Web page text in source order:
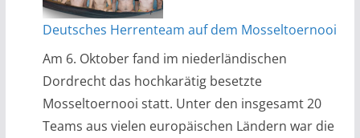
Deutsches Herrenteam auf dem Mosseltoernooi
Am 6. Oktober fand im niederländischen
Dordrecht das hochkarätig besetzte
Mosseltoernooi statt. Unter den insgesamt 20
Teams aus vielen europäischen Ländern war die